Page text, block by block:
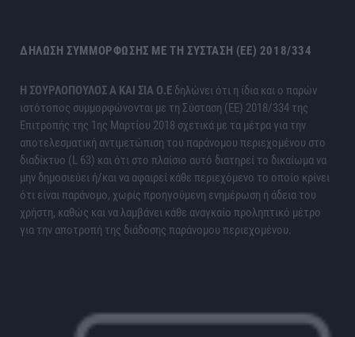
ΔΉΛΩΣΗ ΣΥΜΜΌΡΦΩΣΗΣ ΜΕ ΤΗ ΣΎΣΤΑΣΗ (ΕΕ) 2018/334
H ΣΟΥΡΛΟΠΟΥΛΟΣ Α ΚΑΙ ΣΙΑ Ο.Ε δηλώνει ότι η ίδια και ο παρών
ιστότοπος συμμορφώνονται με τη Σύσταση (ΕΕ) 2018/334 της
Επιτροπής της 1ης Μαρτίου 2018 σχετικά με τα μέτρα για την
αποτελεσματική αντιμετώπιση του παράνομου περιεχομένου στο
διαδίκτυο (L 63) και ότι στο πλαίσιο αυτό διατηρεί το δικαίωμα να
μην δημοσιεύει ή/και να αφαιρεί κάθε περιεχόμενο το οποίο κρίνει
ότι είναι παράνομο, χωρίς προηγούμενη ενημέρωση ή άδεια του
χρήστη, καθώς και να λαμβάνει κάθε αναγκαίο προληπτικό μέτρο
για την αποτροπή της διάδοσης παράνομου περιεχομένου.